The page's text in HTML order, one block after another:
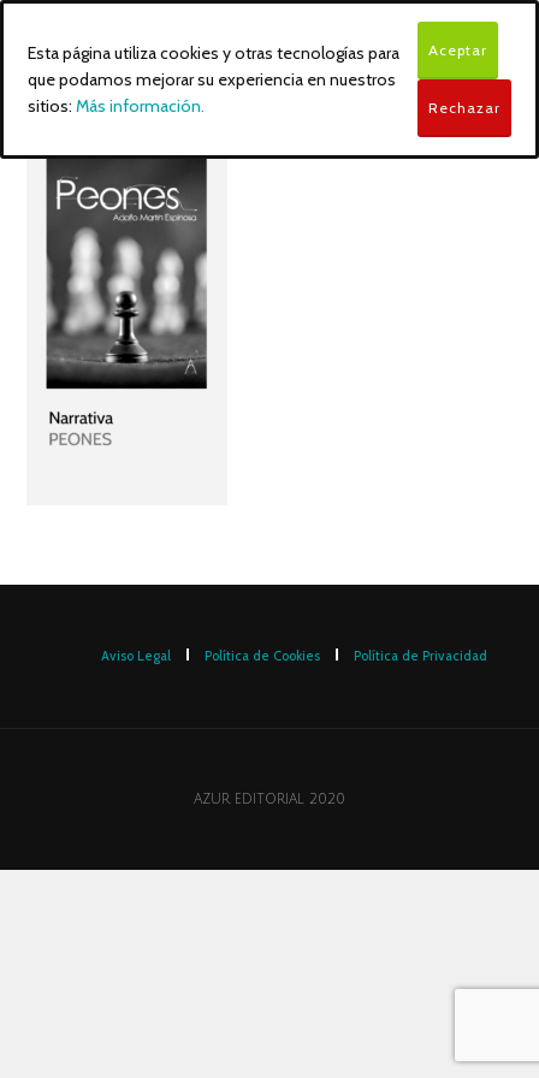
Aviso Legal Política de Cookies Política de Privacidad
AZUR EDITORIAL 2020
Esta página utiliza cookies y otras tecnologías para
que podamos mejorar su experiencia en nuestros
sitios: Más información.
Aceptar
Rechazar